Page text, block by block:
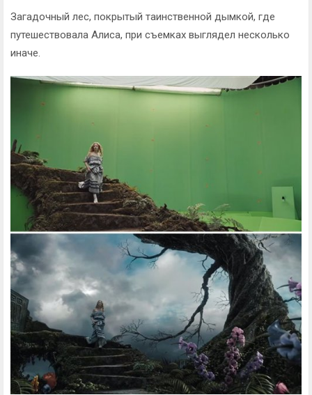
Загадочный лес, покрытый таинственной дымкой, где
путешествовала Алиса, при съемках выглядел несколько
иначе.